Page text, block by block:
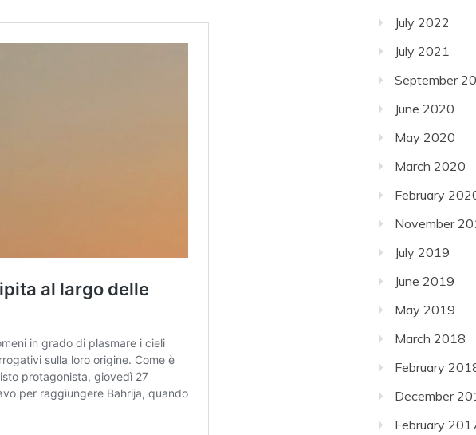
July 2022
July 2021
September
June 2020
May 2020
March 2020
February
November
July 2019
June 2019
May 2019
March 2018
February
December
February